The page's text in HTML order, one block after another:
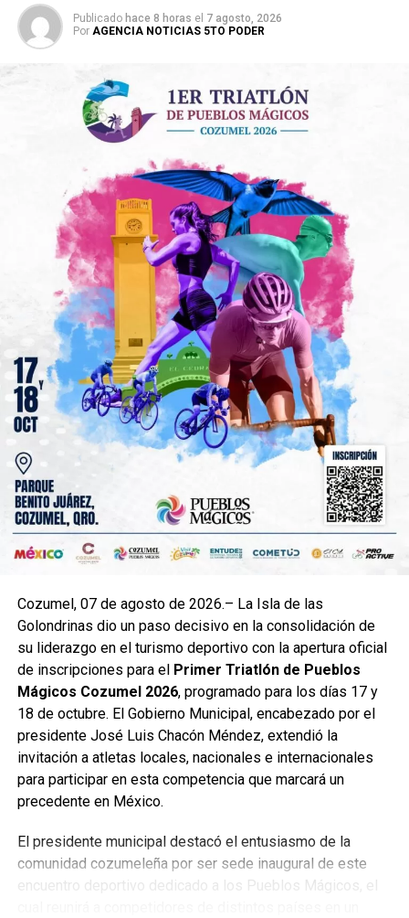
Publicado hace 8 horas el 7 agosto, 2026
Por AGENCIA NOTICIAS 5TO PODER
Cozumel, 07 de agosto de 2026.– La Isla de las
Golondrinas dio un paso decisivo en la consolidación de
su liderazgo en el turismo deportivo con la apertura oficial
de inscripciones para el Primer Triatlón de Pueblos
Mágicos Cozumel 2026, programado para los días 17 y
18 de octubre. El Gobierno Municipal, encabezado por el
presidente José Luis Chacón Méndez, extendió la
invitación a atletas locales, nacionales e internacionales
para participar en esta competencia que marcará un
precedente en México.
El presidente municipal destacó el entusiasmo de la
comunidad cozumeleña por ser sede inaugural de este
encuentro deportivo dedicado a los Pueblos Mágicos, el